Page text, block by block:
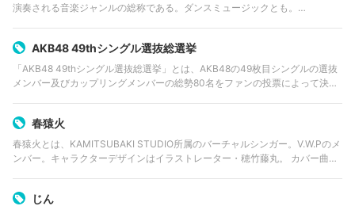
演奏される音楽ジャンルの総称である。ダンスミュージックとも。
AKB48 49thシングル選抜総選挙
「AKB48 49thシングル選抜総選挙」とは、AKB48の49枚目シングルの選抜
メンバー及びカップリングメンバーの総勢80名をファンの投票によって決定
春猿火
春猿火とは、KAMITSUBAKI STUDIO所属のバーチャルシンガー。V.W.Pのメ
ンバー。キャラクターデザインはイラストレーター・穂竹藤丸。 カバー曲と
じん